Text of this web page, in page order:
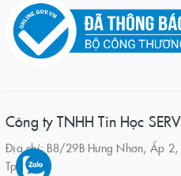
Công ty TNHH Tin Học
Địa chỉ: B8/29B Hưng Nhơn, Ấp 2,
Tp.HCM